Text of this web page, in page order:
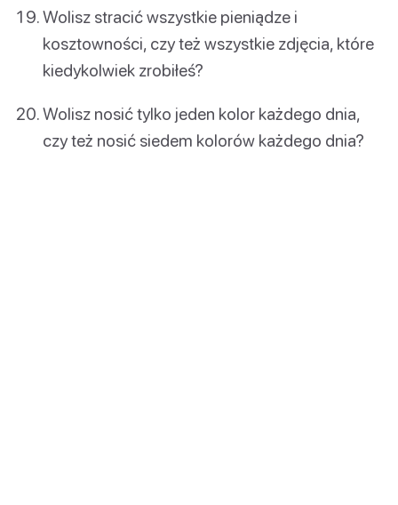
Wolisz stracić wszystkie pieniądze i
kosztowności, czy też wszystkie zdjęcia, które
kiedykolwiek zrobiłeś?
Wolisz nosić tylko jeden kolor każdego dnia,
czy też nosić siedem kolorów każdego dnia?